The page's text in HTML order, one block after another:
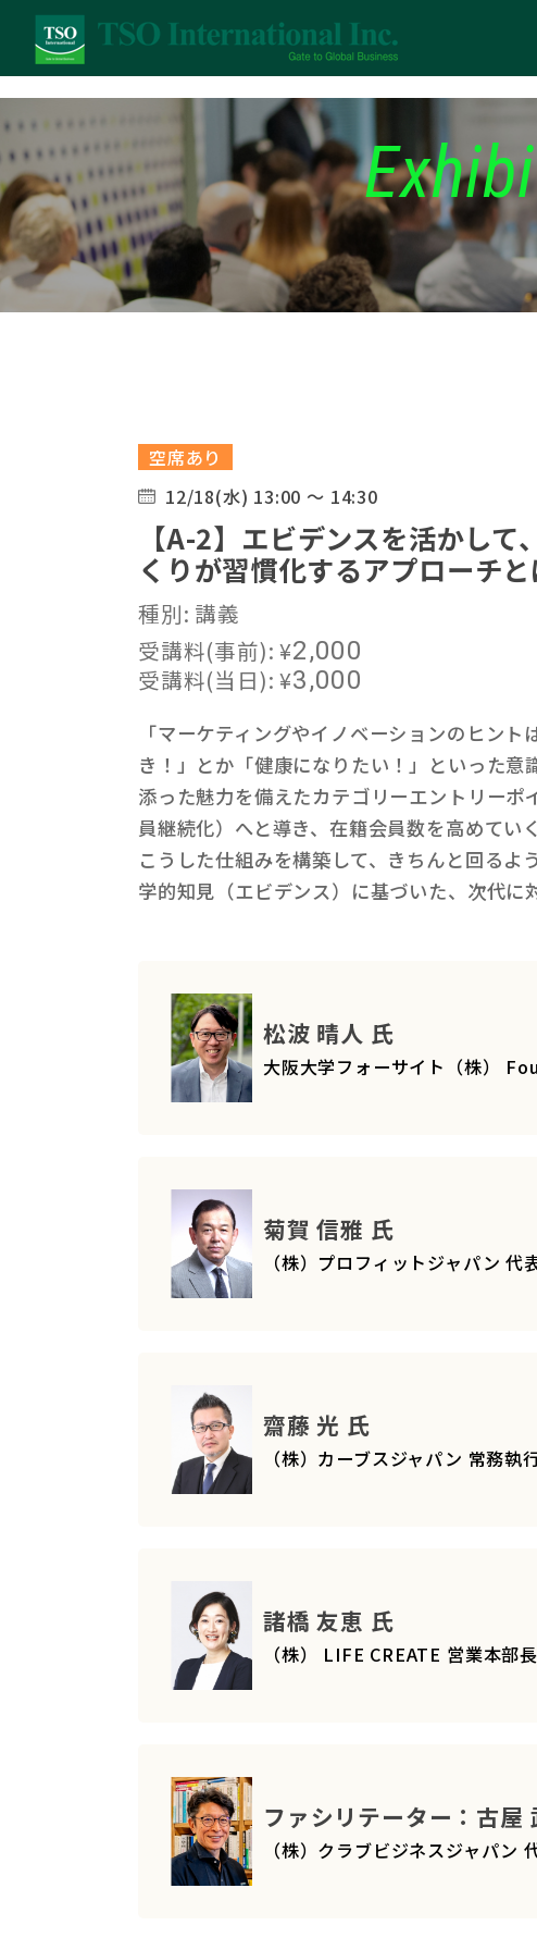
空席あり
12/18(水) 13:00 ～ 14:30
【A-2】エビデンスを活かし
くりが習慣化するアプローチと
種別: 講義
受講料(事前):¥2,000
受講料(当日):¥3,000
「マーケティングやイノベーションのヒン
き！」とか「健康になりたい！」といった
添った魅力を備えたカテゴリーエントリー
員継続化）へと導き、在籍会員数を高めてい
こうした仕組みを構築して、きちんと回る
学的知見（エビデンス）に基づいた、次代に
松波 晴人 氏
大阪大学フォーサイト（株）
菊賀 信雅 氏
（株）プロフィットジャパン
齋藤 光 氏
（株）カーブスジャパン 常務執
諸橋 友恵 氏
（株） LIFE CREATE 営業本
ファシリテーター：古屋
（株）クラブビジネスジャパン